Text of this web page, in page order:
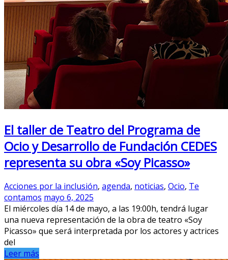
El taller de Teatro del Programa de
Ocio y Desarrollo de Fundación CEDES
representa su obra «Soy Picasso»
Acciones por la inclusión, agenda, noticias, Ocio, Te
contamos mayo 6, 2025
El miércoles día 14 de mayo, a las 19:00h, tendrá lugar
una nueva representación de la obra de teatro «Soy
Picasso» que será interpretada por los actores y actrices
del
Leer más